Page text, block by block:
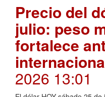
Precio del
julio: peso
fortalece
2026 13:01